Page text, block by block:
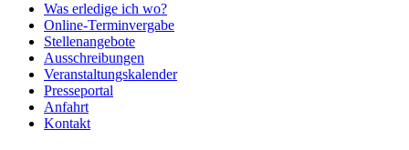
Was erledige ich wo?
Online-Terminvergabe
Stellenangebote
Ausschreibungen
Veranstaltungskalender
Presseportal
Anfahrt
Kontakt